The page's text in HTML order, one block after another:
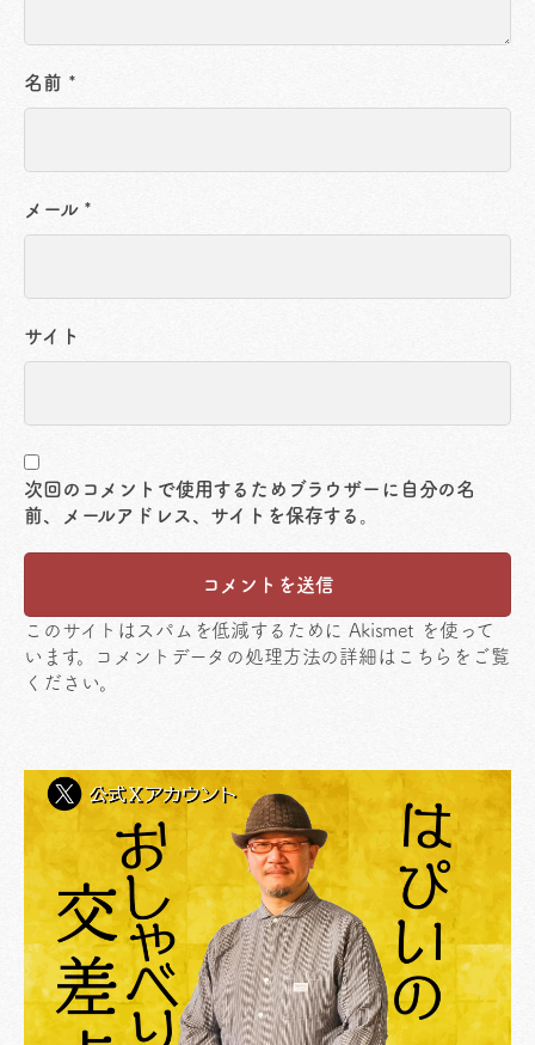
名前 *
メール *
サイト
次回のコメントで使用するためブラウザーに自分の名
前、メールアドレス、サイトを保存する。
このサイトはスパムを低減するために Akismet を使って
います。
コメントデータの処理方法の詳細はこちらをご覧
ください。